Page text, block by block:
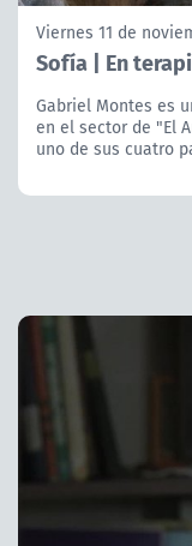
Viernes 11 de
Sofía | En
Gabriel Montes es
en el sector de "El
uno de sus cuatro